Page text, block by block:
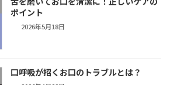
ポイント
2026年5月18日
口呼吸が招くお口のトラブルとは？